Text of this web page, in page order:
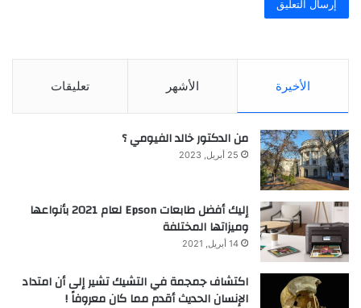
الأخيرة الأشهر تعليقات
من الدكتور خالد الفيومي ؟
25 أبريل, 2023
إليك أفضل طابعات Epson لعام 2021 بأنواعها
وميزاتها المختلفة
14 أبريل, 2021
اكتشاف جمجمة في التشيك تشير إلى أن امتداد
الإنسان الحديث أقدم مما كان معروفاً !